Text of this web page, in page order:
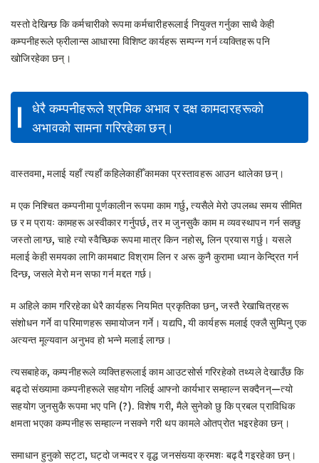
यस्तो देखिन्छ कि कर्मचारीको रूपमा कर्मचारीहरूलाई नियुक्त गर्नुका साथै केही
कम्पनीहरूले फ्रीलान्स आधारमा विशिष्ट कार्यहरू सम्पन्न गर्न व्यक्तिहरू पनि
खोजिरहेका छन्।
धेरै कम्पनीहरूले श्रमिक अभाव र दक्ष कामदारहरूको
अभावको सामना गरिरहेका छन्।
वास्तवमा, मलाई यहाँ त्यहाँ कहिलेकाहीँ कामका प्रस्तावहरू आउन थालेका छन्।
म एक निश्चित कम्पनीमा पूर्णकालीन रूपमा काम गर्छु, त्यसैले मेरो उपलब्ध समय सीमित
छ र म प्रायः कामहरू अस्वीकार गर्नुपर्छ, तर म जुनसुकै काम म व्यवस्थापन गर्न सक्छु
जस्तो लाग्छ, चाहे त्यो स्वैच्छिक रूपमा मात्र किन नहोस्, लिन प्रयास गर्छु। यसले
मलाई केही समयका लागि कामबाट विश्राम लिन र अरू कुनै कुरामा ध्यान केन्द्रित गर्न
दिन्छ, जसले मेरो मन सफा गर्न मद्दत गर्छ।
म अहिले काम गरिरहेका धेरै कार्यहरू नियमित प्रकृतिका छन्, जस्तै रेखाचित्रहरू
संशोधन गर्ने वा परिमाणहरू समायोजन गर्ने। यद्यपि, यी कार्यहरू मलाई एक्लै सुम्पिनु एक
अत्यन्त मूल्यवान अनुभव हो भन्ने मलाई लाग्छ।
त्यसबाहेक, कम्पनीहरूले व्यक्तिहरूलाई काम आउटसोर्स गरिरहेको तथ्यले देखाउँछ कि
बढ्दो संख्यामा कम्पनीहरूले सहयोग नलिई आफ्नो कार्यभार सम्हाल्न सक्दैनन्—त्यो
सहयोग जुनसुकै रूपमा भए पनि (?). विशेष गरी, मैले सुनेको छु कि प्रबल प्राविधिक
क्षमता भएका कम्पनीहरू सम्हाल्न नसक्ने गरी थप कामले ओतप्रोत भइरहेका छन्।
समाधान हुनुको सट्टा, घट्दो जन्मदर र वृद्ध जनसंख्या क्रमशः बढ्दै गइरहेका छन्।